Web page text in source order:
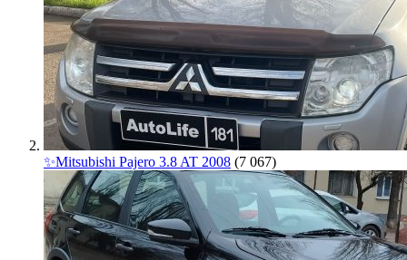
✨Mitsubishi Pajero 3.8 AT 2008 (7 067)